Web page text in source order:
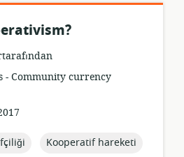
- Community currency
topic:
Kooperatif hareketi